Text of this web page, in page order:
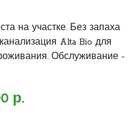
на участке. Без запаха
Alta Bio для
Обслуживание -
р.